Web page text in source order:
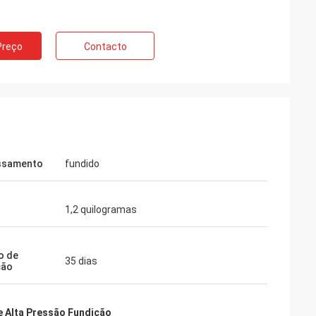
Contacto
fundido
1,2 quilogramas
de
35 dias
Alta Pressão Fundição